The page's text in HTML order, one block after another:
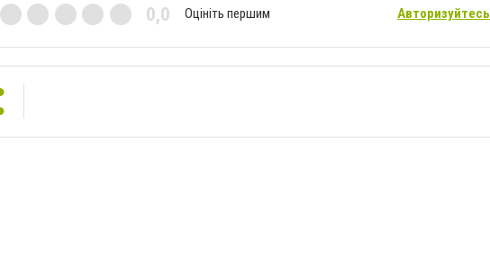
0,0 Оцініть першим Авторизуйтесь